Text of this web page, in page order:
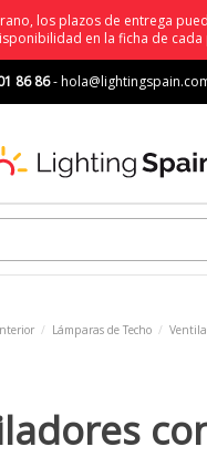
los plazos de entrega
en la ficha de
86 86-
Lámparas de Techo